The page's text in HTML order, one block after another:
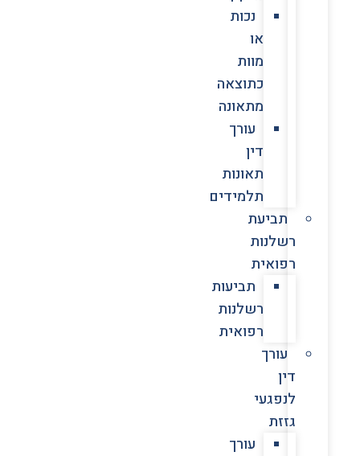
נכות
או
מוות
כתוצאה
מתאונה
עורך
דין
תאונות
תלמידים
תביעת
רשלנות
רפואית
תביעות
רשלנות
רפואית
עורך
דין
לנפגעי
גזזת
עורך